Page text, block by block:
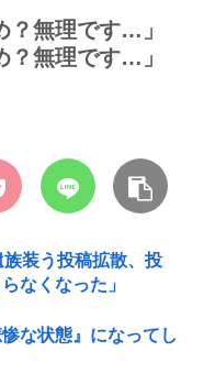
？無理です…」
？無理です…」
族装う投稿拡散、投
なくなった」
な状態』になってし